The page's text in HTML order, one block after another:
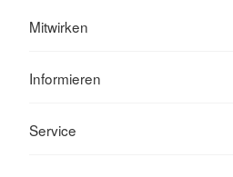
Mitwirken
Informieren
Service